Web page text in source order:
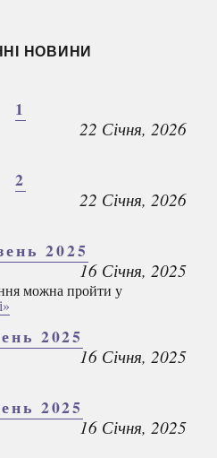
НОВИНИ
1
22 Січня, 2026
2
22 Січня, 2026
2025
16 Січня, 2025
можна пройти у
2025
16 Січня, 2025
2025
16 Січня, 2025